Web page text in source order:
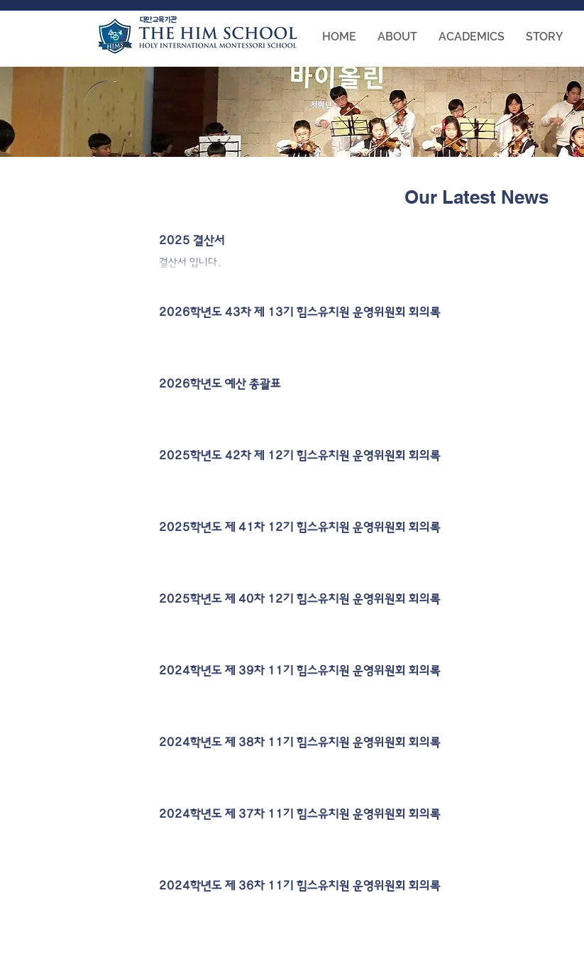
​대안교육기관
HOME ABOUT ACADEMICS STORY
Our Latest News
2025 결산서
결산서 입니다.
2026학년도 43차 제 13기 힘스유치원 운영위원회 회의록
2026학년도 예산 총괄표
2025학년도 42차 제 12기 힘스유치원 운영위원회 회의록
2025학년도 제 41차 12기 힘스유치원 운영위원회 회의록
2025학년도 제 40차 12기 힘스유치원 운영위원회 회의록
2024학년도 제 39차 11기 힘스유치원 운영위원회 회의록
2024학년도 제 38차 11기 힘스유치원 운영위원회 회의록
2024학년도 제 37차 11기 힘스유치원 운영위원회 회의록
2024학년도 제 36차 11기 힘스유치원 운영위원회 회의록